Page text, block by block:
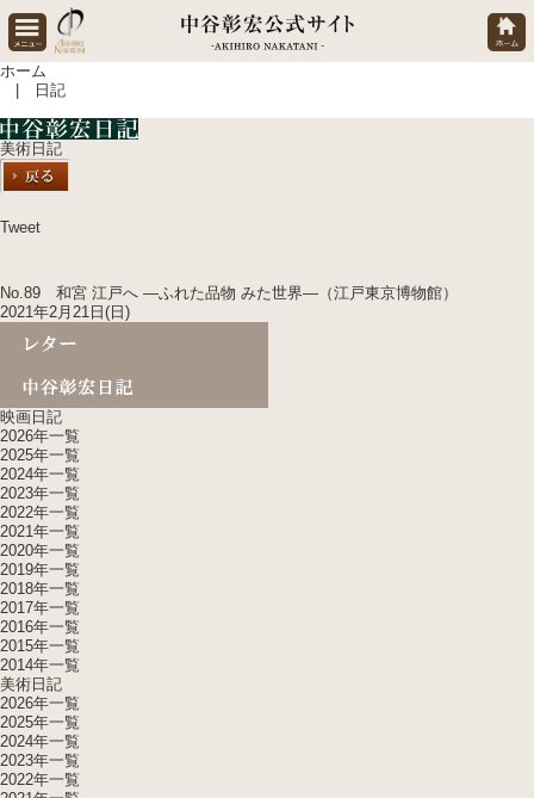
ホーム
| 日記
美術日記
Tweet
No.89 和宮 江戸へ ―ふれた品物 みた世界—（江戸東京博物館）
2021年2月21日(日)
映画日記
2026年一覧
2025年一覧
2024年一覧
2023年一覧
2022年一覧
2021年一覧
2020年一覧
2019年一覧
2018年一覧
2017年一覧
2016年一覧
2015年一覧
2014年一覧
美術日記
2026年一覧
2025年一覧
2024年一覧
2023年一覧
2022年一覧